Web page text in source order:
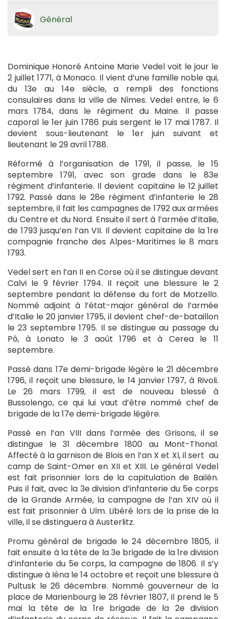
Général
Dominique Honoré Antoine Marie Vedel voit le jour le
2 juillet 1771, à Monaco. Il vient d’une famille noble qui,
du 13e au 14e siècle, a rempli des fonctions
consulaires dans la ville de Nîmes. Vedel entre, le 6
mars 1784, dans le régiment du Maine. Il passe
caporal le 1er juin 1786 puis sergent le 17 mai 1787. Il
devient sous-lieutenant le 1er juin suivant et
lieutenant le 29 avril 1788.
Réformé à l’organisation de 1791, il passe, le 15
septembre 1791, avec son grade dans le 83e
régiment d’infanterie. Il devient capitaine le 12 juillet
1792. Passé dans le 28e régiment d’infanterie le 28
septembre, il fait les campagnes de 1792 aux armées
du Centre et du Nord. Ensuite il sert à l’armée d’Italie,
de 1793 jusqu’en l’an VII. Il devient capitaine de la 1re
compagnie franche des Alpes-Maritimes le 8 mars
1793.
Vedel sert en l’an II en Corse où il se distingue devant
Calvi le 9 février 1794. Il reçoit une blessure le 2
septembre pendant la défense du fort de Motzello.
Nommé adjoint à l’état-major général de l’armée
d’Italie le 20 janvier 1795, il devient chef-de-bataillon
le 23 septembre 1795. Il se distingue au passage du
Pô, à Lonato le 3 août 1796 et à Cerea le 11
septembre.
Passé dans 17e demi-brigade légère le 21 décembre
1796, il reçoit une blessure, le 14 janvier 1797, à Rivoli.
Le 26 mars 1799, il est de nouveau blessé à
Bussolengo, ce qui lui vaut d’être nommé chef de
brigade de la 17e demi-brigade légère.
Passé en l’an VIII dans l’armée des Grisons, il se
distingue le 31 décembre 1800 au Mont-Thonal.
Affecté à la garnison de Blois en l’an X et XI, il sert au
camp de Saint-Omer en XII et XIII. Le général Vedel
est fait prisonnier lors de la capitulation de Bailén.
Puis il fait, avec la 3e division d’infanterie du 5e corps
de la Grande Armée, la campagne de l’an XIV où il
est fait prisonnier à Ulm. Libéré lors de la prise de la
ville, il se distinguera à Austerlitz.
Promu général de brigade le 24 décembre 1805, il
fait ensuite à la tête de la 3e brigade de la 1re division
d’infanterie du 5e corps, la campagne de 1806. Il s’y
distingue à Iéna le 14 octobre et reçoit une blessure à
Pultusk le 26 décembre. Nommé gouverneur de la
place de Marienbourg le 28 février 1807, il prend le 5
mai la tête de la 1re brigade de la 2e division